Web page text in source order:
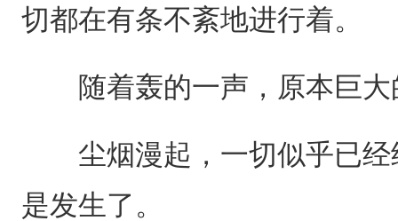
切都在有条不紊地进行着。
随着轰的一声，原本巨大
尘烟漫起，一切似乎已经
是发生了。